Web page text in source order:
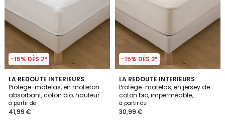
-15% DÈS 2*
LA REDOUTE INTERIEURS
Protège-matelas, en molleton
absorbant, coton bio, hauteur
maxi 25 cm
à partir de
41,99 €
3,6
/ 5
-15% DÈS 2*
LA REDOUTE INTERIEURS
Protège-matelas, en jersey de
coton bio, imperméable,
hauteur maxi 22 cm
à partir de
30,99 €
3,8
/ 5